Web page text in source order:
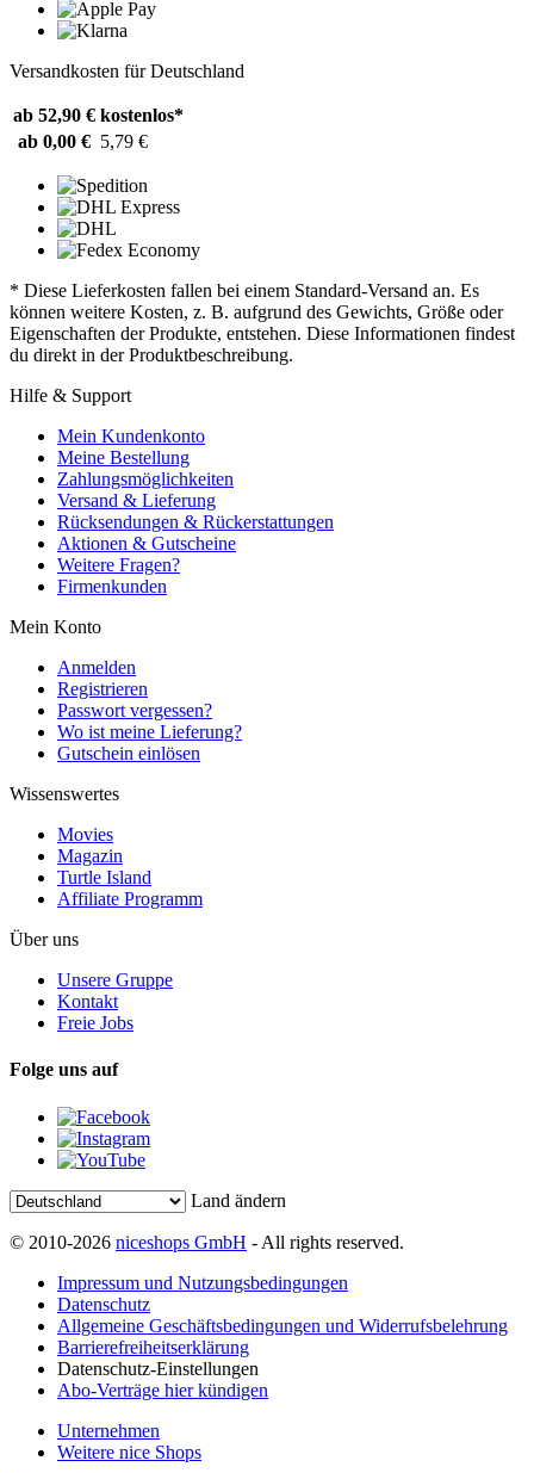
Versandkosten für Deutschland
ab 52,90 € kostenlos*
ab 0,00 € 5,79 €
* Diese Lieferkosten fallen bei einem Standard-Versand an. Es
können weitere Kosten, z. B. aufgrund des Gewichts, Größe oder
Eigenschaften der Produkte, entstehen. Diese Informationen findest
du direkt in der Produktbeschreibung.
Hilfe & Support
Mein Kundenkonto
Meine Bestellung
Zahlungsmöglichkeiten
Versand & Lieferung
Rücksendungen & Rückerstattungen
Aktionen & Gutscheine
Weitere Fragen?
Firmenkunden
Mein Konto
Anmelden
Registrieren
Passwort vergessen?
Wo ist meine Lieferung?
Gutschein einlösen
Wissenswertes
Movies
Magazin
Turtle Island
Affiliate Programm
Über uns
Unsere Gruppe
Kontakt
Freie Jobs
Folge uns auf
Land ändern
© 2010-2026 niceshops GmbH - All rights reserved.
Impressum und Nutzungsbedingungen
Datenschutz
Allgemeine Geschäftsbedingungen und Widerrufsbelehrung
Barrierefreiheitserklärung
Datenschutz-Einstellungen
Abo-Verträge hier kündigen
Unternehmen
Weitere nice Shops